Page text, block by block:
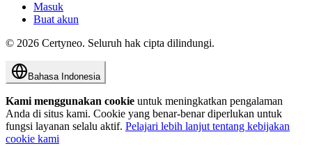
Masuk
Buat akun
© 2026 Certyneo. Seluruh hak cipta dilindungi.
Bahasa Indonesia
Kami menggunakan cookie untuk meningkatkan pengalaman
Anda di situs kami. Cookie yang benar-benar diperlukan untuk
fungsi layanan selalu aktif. Pelajari lebih lanjut tentang kebijakan
cookie kami